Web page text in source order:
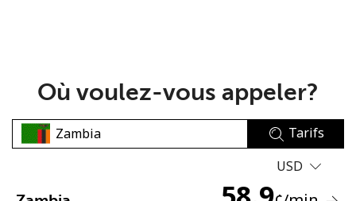
Aucun mot de passe créé
Où voulez-vous appeler?
Tarifs
USD